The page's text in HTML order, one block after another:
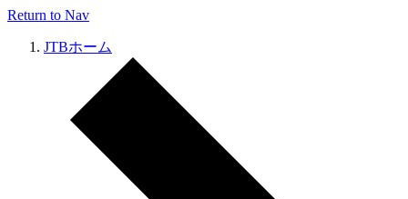
Return to Nav
JTBホーム